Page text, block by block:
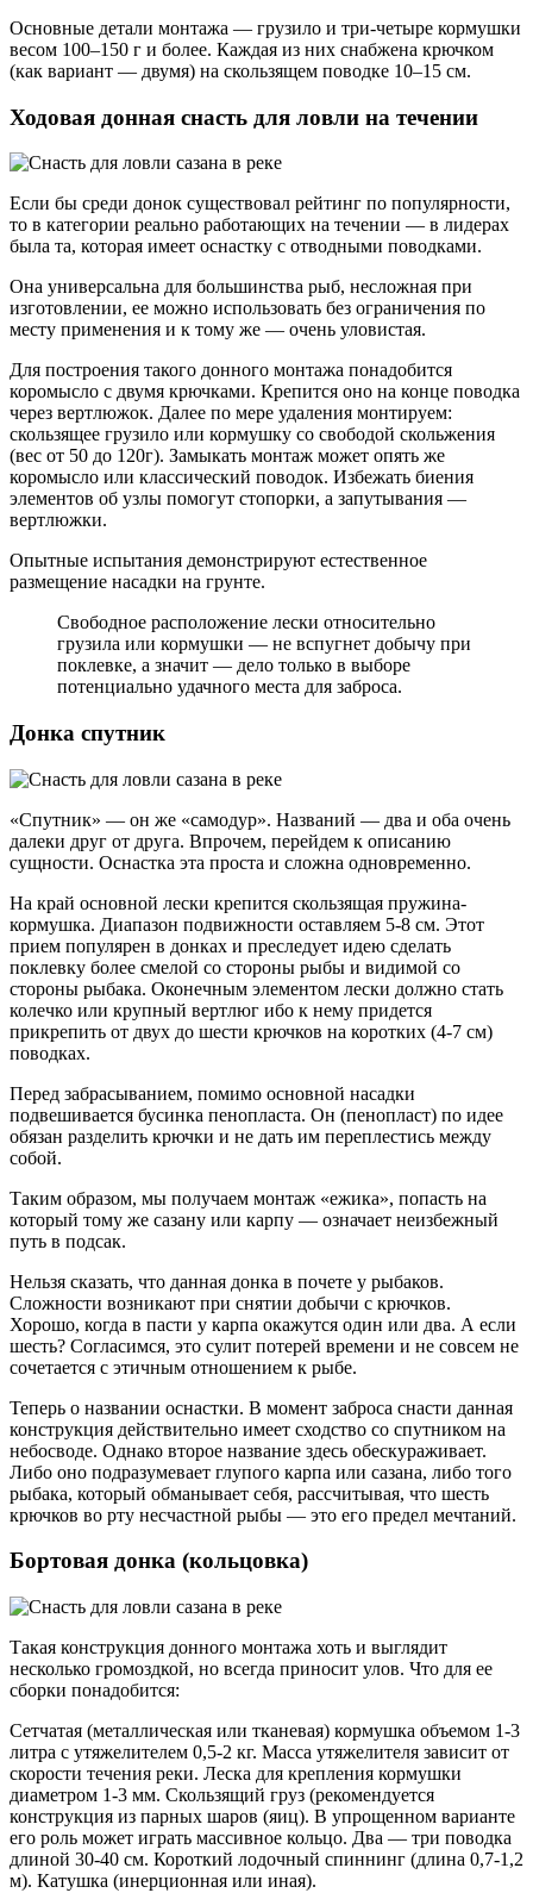
Основные детали монтажа — грузило и три-четыре кормушки
весом 100–150 г и более. Каждая из них снабжена крючком
(как вариант — двумя) на скользящем поводке 10–15 см.
Ходовая донная снасть для ловли на течении
Если бы среди донок существовал рейтинг по популярности,
то в категории реально работающих на течении — в лидерах
была та, которая имеет оснастку с отводными поводками.
Она универсальна для большинства рыб, несложная при
изготовлении, ее можно использовать без ограничения по
месту применения и к тому же — очень уловистая.
Для построения такого донного монтажа понадобится
коромысло с двумя крючками. Крепится оно на конце поводка
через вертлюжок. Далее по мере удаления монтируем:
скользящее грузило или кормушку со свободой скольжения
(вес от 50 до 120г). Замыкать монтаж может опять же
коромысло или классический поводок. Избежать биения
элементов об узлы помогут стопорки, а запутывания —
вертлюжки.
Опытные испытания демонстрируют естественное
размещение насадки на грунте.
Свободное расположение лески относительно
грузила или кормушки — не вспугнет добычу при
поклевке, а значит — дело только в выборе
потенциально удачного места для заброса.
Донка спутник
«Спутник» — он же «самодур». Названий — два и оба очень
далеки друг от друга. Впрочем, перейдем к описанию
сущности. Оснастка эта проста и сложна одновременно.
На край основной лески крепится скользящая пружина-
кормушка. Диапазон подвижности оставляем 5-8 см. Этот
прием популярен в донках и преследует идею сделать
поклевку более смелой со стороны рыбы и видимой со
стороны рыбака. Оконечным элементом лески должно стать
колечко или крупный вертлюг ибо к нему придется
прикрепить от двух до шести крючков на коротких (4-7 см)
поводках.
Перед забрасыванием, помимо основной насадки
подвешивается бусинка пенопласта. Он (пенопласт) по идее
обязан разделить крючки и не дать им переплестись между
собой.
Таким образом, мы получаем монтаж «ежика», попасть на
который тому же сазану или карпу — означает неизбежный
путь в подсак.
Нельзя сказать, что данная донка в почете у рыбаков.
Сложности возникают при снятии добычи с крючков.
Хорошо, когда в пасти у карпа окажутся один или два. А если
шесть? Согласимся, это сулит потерей времени и не совсем не
сочетается с этичным отношением к рыбе.
Теперь о названии оснастки. В момент заброса снасти данная
конструкция действительно имеет сходство со спутником на
небосводе. Однако второе название здесь обескураживает.
Либо оно подразумевает глупого карпа или сазана, либо того
рыбака, который обманывает себя, рассчитывая, что шесть
крючков во рту несчастной рыбы — это его предел мечтаний.
Бортовая донка (кольцовка)
Такая конструкция донного монтажа хоть и выглядит
несколько громоздкой, но всегда приносит улов. Что для ее
сборки понадобится:
Сетчатая (металлическая или тканевая) кормушка объемом 1-3
литра с утяжелителем 0,5-2 кг. Масса утяжелителя зависит от
скорости течения реки. Леска для крепления кормушки
диаметром 1-3 мм. Скользящий груз (рекомендуется
конструкция из парных шаров (яиц). В упрощенном варианте
его роль может играть массивное кольцо. Два — три поводка
длиной 30-40 см. Короткий лодочный спиннинг (длина 0,7-1,2
м). Катушка (инерционная или иная).